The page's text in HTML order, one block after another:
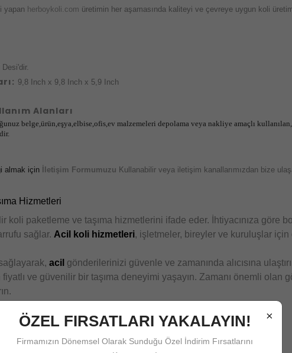
yapan herboykoli.com üretimin her aşamasında kaliteyi ve çevreye uygun koli
Desi'dir.
9,8 Inch x 9,8 Inch x 5,9 Inch
Alanları
belge,ürün,eşya,elbise,ofis,ev malzemeleri depolama veya nakliye amaçlı
almak için İletişim Formumuzu Kullanabilir veya iletişim kanallarımızdan bize
Hizmetleri
koli paketleme ve taşıma hizmetlerini ifade eder. İhtiyacınıza göre
sağlar. Acil koli hizmetleri, işletmeler, bireyler ve kuruluşlar için
acil gönderilerinizi güvenle ve zamanında alıcısına
ve güvenilir bir taşıma deneyimi yaşayın. Zamanı önemli olan
×
ÖZEL FIRSATLARI YAKALAYIN!
Firmamızın Dönemsel Olarak Sunduğu Özel İndirim Fırsatlarını